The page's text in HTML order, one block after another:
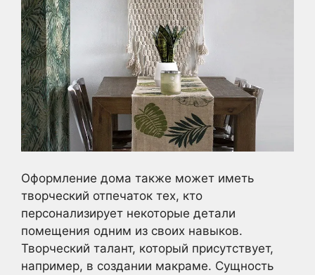
Оформление дома также может иметь
творческий отпечаток тех, кто
персонализирует некоторые детали
помещения одним из своих навыков.
Творческий талант, который присутствует,
например, в создании макраме. Сущность